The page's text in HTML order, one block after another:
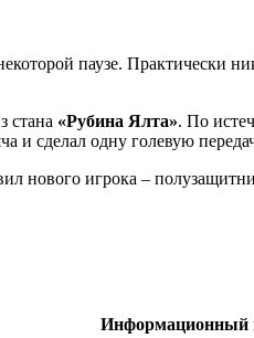
паузе. Практически
стана «Рубина Ялта». По
и сделал одну голевую
нового игрока –
Информационный